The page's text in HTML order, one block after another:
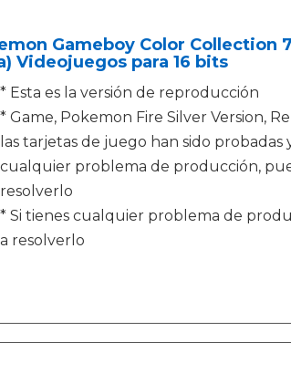
Gameboy Color Collection
Videojuegos para 16 bits
* Esta es la versión de reproducción
* Game, Pokemon Fire Silver Version,
las tarjetas de juego han sido
cualquier problema de producción,
resolverlo
* Si tienes cualquier problema de
a resolverlo